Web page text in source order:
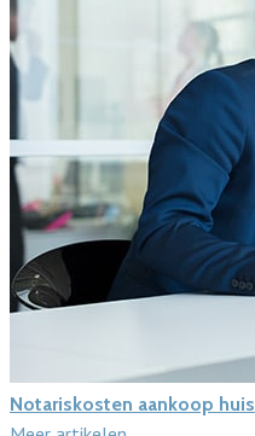
Notariskosten aankoop huis